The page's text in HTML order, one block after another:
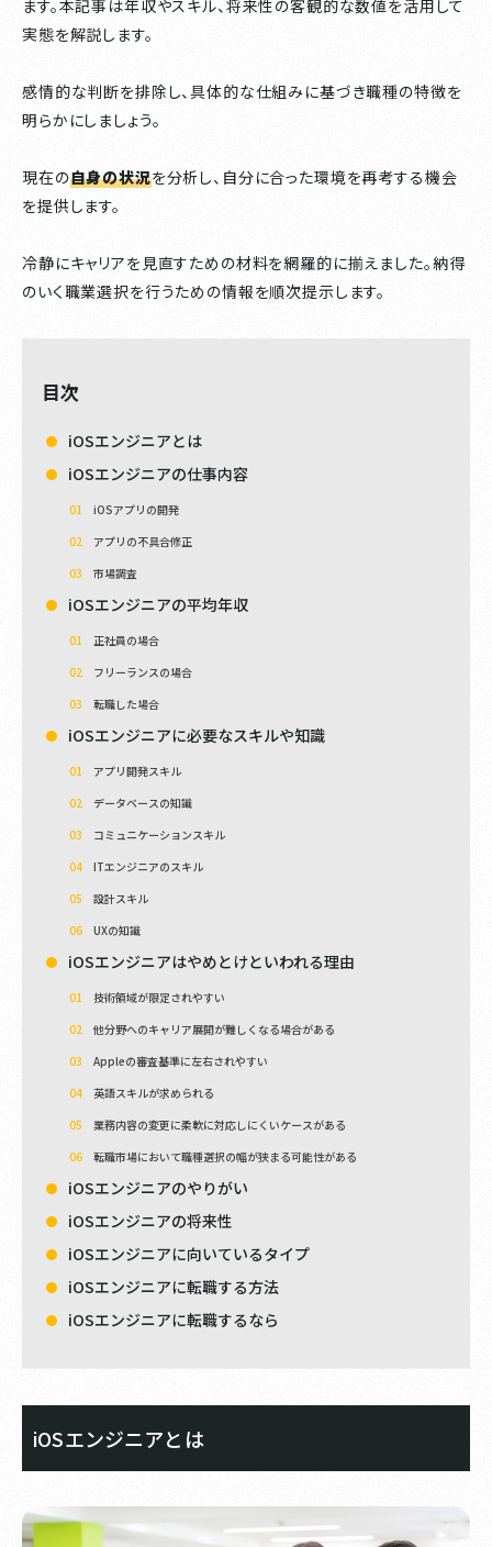
ます。本記事は年収やスキル、将来性の客観的な数値を活用して
実態を解説します。
感情的な判断を排除し、具体的な仕組みに基づき職種の特徴を
明らかにしましょう。
現在の自身の状況を分析し、自分に合った環境を再考する機会
を提供します。
冷静にキャリアを見直すための材料を網羅的に揃えました。納得
のいく職業選択を行うための情報を順次提示します。
目次
iOSエンジニアとは
iOSエンジニアの仕事内容
iOSアプリの開発
アプリの不具合修正
市場調査
iOSエンジニアの平均年収
正社員の場合
フリーランスの場合
転職した場合
iOSエンジニアに必要なスキルや知識
アプリ開発スキル
データベースの知識
コミュニケーションスキル
ITエンジニアのスキル
設計スキル
UXの知識
iOSエンジニアはやめとけといわれる理由
技術領域が限定されやすい
他分野へのキャリア展開が難しくなる場合がある
Appleの審査基準に左右されやすい
英語スキルが求められる
業務内容の変更に柔軟に対応しにくいケースがある
転職市場において職種選択の幅が狭まる可能性がある
iOSエンジニアのやりがい
iOSエンジニアの将来性
iOSエンジニアに向いているタイプ
iOSエンジニアに転職する方法
iOSエンジニアに転職するなら
iOSエンジニアとは